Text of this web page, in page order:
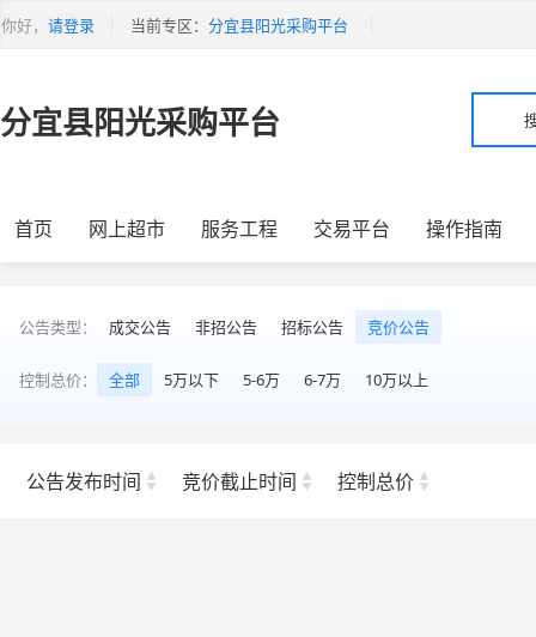
你好， 请登录 当前专区： 分宜县阳光采购平台
分宜县阳光采购平台
首页 网上超市 服务工程 交易平台 操作指南
公告类型： 成交公告 非招公告 招标公告 竞价公告
控制总价： 全部 5万以下 5-6万 6-7万 10万以上
公告发布时间 竞价截止时间 控制总价